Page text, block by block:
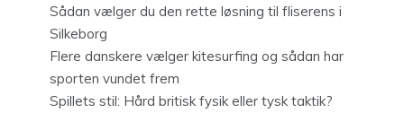
Sådan vælger du den rette løsning til fliserens i
Silkeborg
Flere danskere vælger kitesurfing og sådan har
sporten vundet frem
Spillets stil: Hård britisk fysik eller tysk taktik?